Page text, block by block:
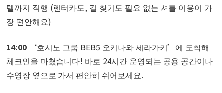
텔까지 직행 (렌터카도, 길 찾기도 필요 없는 셔틀 이용이 가
장 편안해요)
14:00 ‘호시노 그룹 BEB5 오키나와 세라가키’에 도착해
체크인을 마쳤습니다! 바로 24시간 운영되는 공용 공간이나
수영장 옆으로 가서 편안히 쉬어보세요.